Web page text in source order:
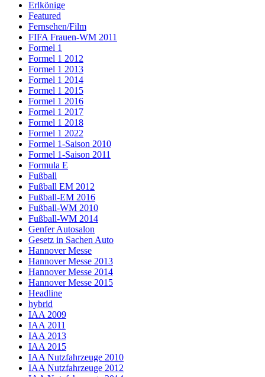
Erlkönige
Featured
Fernsehen/Film
FIFA Frauen-WM 2011
Formel 1
Formel 1 2012
Formel 1 2013
Formel 1 2014
Formel 1 2015
Formel 1 2016
Formel 1 2017
Formel 1 2018
Formel 1 2022
Formel 1-Saison 2010
Formel 1-Saison 2011
Formula E
Fußball
Fußball EM 2012
Fußball-EM 2016
Fußball-WM 2010
Fußball-WM 2014
Genfer Autosalon
Gesetz in Sachen Auto
Hannover Messe
Hannover Messe 2013
Hannover Messe 2014
Hannover Messe 2015
Headline
hybrid
IAA 2009
IAA 2011
IAA 2013
IAA 2015
IAA Nutzfahrzeuge 2010
IAA Nutzfahrzeuge 2012